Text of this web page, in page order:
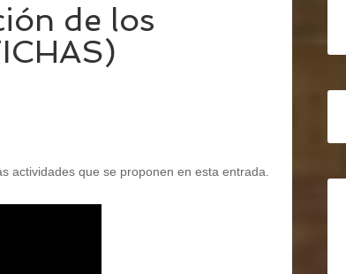
de los
actividades que se proponen en esta entrada.